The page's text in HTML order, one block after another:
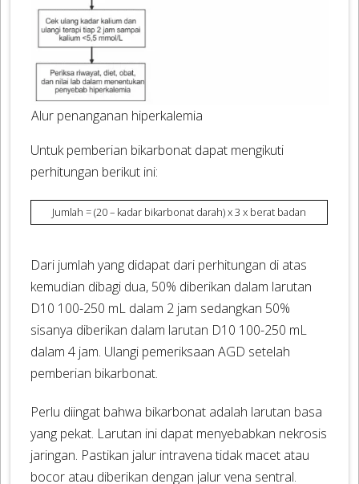
Alur penanganan hiperkalemia
Untuk pemberian bikarbonat dapat mengikuti
perhitungan berikut ini:
Jumlah = (20 – kadar bikarbonat darah) x 3 x berat badan
Dari jumlah yang didapat dari perhitungan di atas
kemudian dibagi dua, 50% diberikan dalam larutan
D10 100-250 mL dalam 2 jam sedangkan 50%
sisanya diberikan dalam larutan D10 100-250 mL
dalam 4 jam. Ulangi pemeriksaan AGD setelah
pemberian bikarbonat.
Perlu diingat bahwa bikarbonat adalah larutan basa
yang pekat. Larutan ini dapat menyebabkan nekrosis
jaringan. Pastikan jalur intravena tidak macet atau
bocor atau diberikan dengan jalur vena sentral.